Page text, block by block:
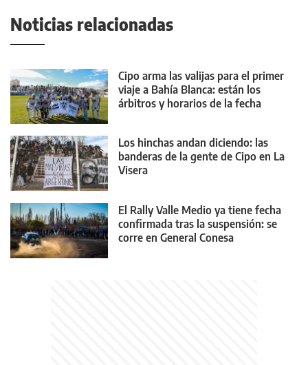
Noticias relacionadas
Cipo arma las valijas para el primer
viaje a Bahía Blanca: están los
árbitros y horarios de la fecha
Los hinchas andan diciendo: las
banderas de la gente de Cipo en La
Visera
El Rally Valle Medio ya tiene fecha
confirmada tras la suspensión: se
corre en General Conesa